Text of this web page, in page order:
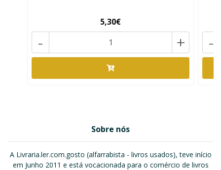
5,30€
+
- -
Sobre nós
A Livraria.ler.com.gosto (alfarrabista - livros usados), teve início
em Junho 2011 e está vocacionada para o comércio de livros